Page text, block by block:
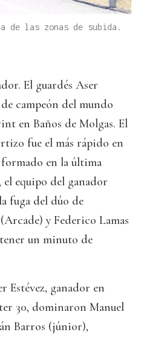
de las zonas de subida.
El guardés Aser
campeón del mundo
en Baños de Molgas. El
fue el más rápido en
en la última
equipo del ganador
fuga del dúo de
y Federico Lamas
un minuto de
Estévez, ganador en
30, dominaron Manuel
Barros (júnior),